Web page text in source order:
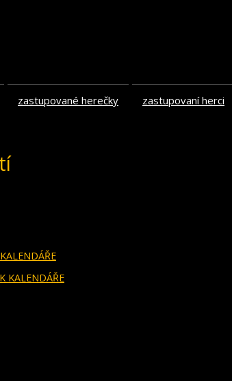
zastupované herečky zastupovaní herci
KALENDÁŘE